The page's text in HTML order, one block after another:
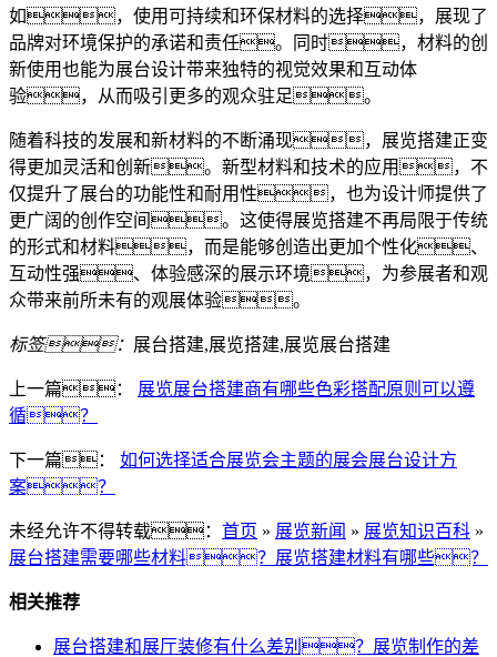
如，使用可持续和环保材料的选择，展现了
品牌对环境保护的承诺和责任。同时，材料的创
新使用也能为展台设计带来独特的视觉效果和互动体
验，从而吸引更多的观众驻足。
随着科技的发展和新材料的不断涌现，展览搭建正变
得更加灵活和创新。新型材料和技术的应用，不
仅提升了展台的功能性和耐用性，也为设计师提供了
更广阔的创作空间。这使得展览搭建不再局限于传统
的形式和材料，而是能够创造出更加个性化、
互动性强、体验感深的展示环境，为参展者和观
众带来前所未有的观展体验。
标签： 展台搭建,展览搭建,展览展台搭建
上一篇： 展览展台搭建商有哪些色彩搭配原则可以遵
循？
下一篇： 如何选择适合展览会主题的展会展台设计方
案？
未经允许不得转载： 首页 » 展览新闻 » 展览知识百科 »
展台搭建需要哪些材料？展览搭建材料有哪些？
相关推荐
展台搭建和展厅装修有什么差别？展览制作的差